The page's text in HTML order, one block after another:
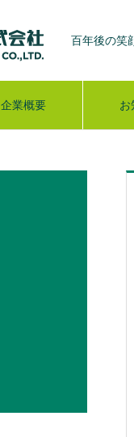
百年後の笑
企業概要 お